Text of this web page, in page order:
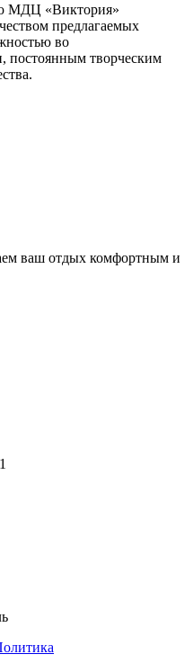
МДЦ «Виктория»
предлагаемых
во
постоянным творческим
ваш отдых комфортным и